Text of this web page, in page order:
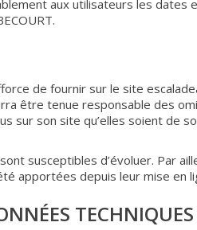
aux utilisateurs les dates
de fournir sur le site
être tenue responsable des
sur son site qu’elles soient de
susceptibles d’évoluer. Par
apportées depuis leur mise en
TECHNIQUES